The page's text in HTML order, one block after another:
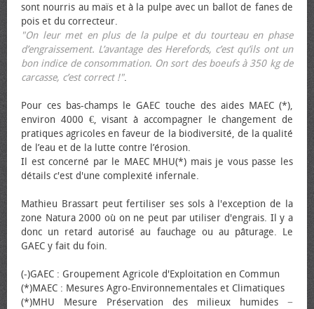
sont nourris au maïs et à la pulpe avec un ballot de fanes de
pois et du correcteur.
"On leur met en plus de la pulpe et du tourteau en phase
d’engraissement. L’avantage des Herefords, c’est qu’ils ont un
bon indice de consommation. On sort des bœufs à 350 kg de
carcasse, c’est correct !".
Pour ces bas-champs le GAEC touche des aides MAEC (*),
environ 4000 €, visant à accompagner le changement de
pratiques agricoles en faveur de la biodiversité, de la qualité
de l’eau et de la lutte contre l’érosion.
Il est concerné par le MAEC MHU(*) mais je vous passe les
détails c'est d'une complexité infernale.
Mathieu Brassart peut fertiliser ses sols à l'exception de la
zone Natura 2000 où on ne peut par utiliser d'engrais. Il y a
donc un retard autorisé au fauchage ou au pâturage. Le
GAEC y fait du foin.
(-)GAEC : Groupement Agricole d'Exploitation en Commun
(*)MAEC : Mesures Agro-Environnementales et Climatiques
(*)MHU Mesure Préservation des milieux humides −